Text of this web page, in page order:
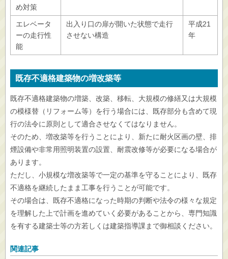
め対策
エレベータ
ーの走行性
能
出入り口の扉が開いた状態で走行
させない構造
平成21
年
既存不適格建築物の増改築等
既存不適格建築物の増築、改築、移転、大規模の修繕又は大規模
の模様替（リフォーム等）を行う場合には、既存部分も含めて現
行の法令に原則として適合させなくてはなりません。
そのため、増改築等を行うことにより、新たに耐火区画の壁、排
煙設備や非常用照明装置の設置、耐震改修等が必要になる場合が
あります。
ただし、小規模な増改築等で一定の基準を守ることにより、既存
不適格を継続したまま工事を行うことが可能です。
その場合は、既存不適格になった時期の判断や法令の様々な規定
を理解した上で計画を進めていく必要があることから、専門知識
を有する建築士等の方若しくは建築指導課まで御相談ください。
関連記事